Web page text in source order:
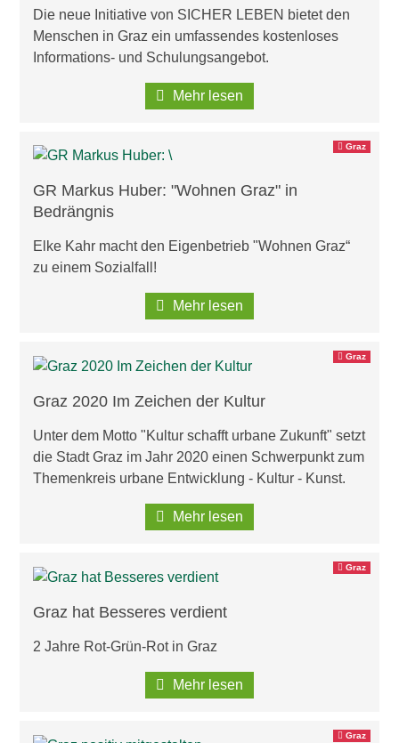
Die neue Initiative von SICHER LEBEN bietet den
Menschen in Graz ein umfassendes kostenloses
Informations- und Schulungsangebot.
Mehr lesen
Graz
GR Markus Huber: "Wohnen Graz" in
Bedrängnis
Elke Kahr macht den Eigenbetrieb "Wohnen Graz“
zu einem Sozialfall!
Mehr lesen
Graz
Graz 2020 Im Zeichen der Kultur
Unter dem Motto "Kultur schafft urbane Zukunft" setzt
die Stadt Graz im Jahr 2020 einen Schwerpunkt zum
Themenkreis urbane Entwicklung - Kultur - Kunst.
Mehr lesen
Graz
Graz hat Besseres verdient
2 Jahre Rot-Grün-Rot in Graz
Mehr lesen
Graz